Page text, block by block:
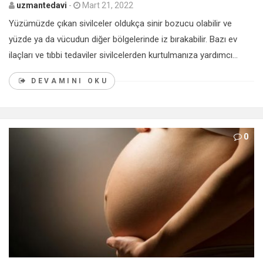
uzmantedavi - Mart 21, 2022
Yüzümüzde çıkan sivilceler oldukça sinir bozucu olabilir ve
yüzde ya da vücudun diğer bölgelerinde iz bırakabilir. Bazı ev
ilaçları ve tıbbi tedaviler sivilcelerden kurtulmanıza yardımcı...
DEVAMINI OKU
0